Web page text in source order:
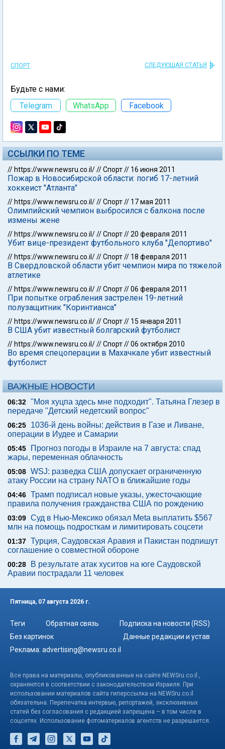
СПОРТ СЛЕДУЮЩАЯ СТАТЬЯ
Будьте с нами:
Telegram
WhatsApp Facebook
ССЫЛКИ ПО ТЕМЕ
// https://www.newsru.co.il///Спорт// 16 июня 2011
Пожар в Новосибирской области: погиб 17-летний
хоккеист "Атланта"
// https://www.newsru.co.il///Спорт// 17 мая 2011
Олимпийский чемпион выбросился с балкона после
измены жене
// https://www.newsru.co.il///Спорт//20 февраля 2011
Убит вице-президент футбольного клуба "Депортиво"
// https://www.newsru.co.il///Спорт// 18 февраля 2011
В Свердловской области убит чемпион мира по тяжелой
атлетике
// https://www.newsru.co.il///Спорт//06 февраля 2011
При попытке ограбления застрелен 19-летний
полузащитник "Коринтианса"
// https://www.newsru.co.il///Спорт// 15 января 2011
В США убит известный болгарский футболист
// https://www.newsru.co.il///Спорт//06 октября 2010
Во время спецоперации в Махачкале убит известный
футболист
ВАЖНЫЕ НОВОСТИ
06:32 "Моя хуцпа здесь мне подходит". Татьяна Глезер в
передаче "Детский недетский вопрос"
06:25
1036-й день войны: действия в Газе и Ливане,
операции в Иудее и Самарии
05:45
Прогноз погоды в Израиле на 7 августа: спад
жары, переменная облачность
05:08 WSJ: разведка США допускает ограниченную
атаку России на страну NATO в ближайшие годы
04:46 Трамп подписал новые указы, ужесточающие
правила получения гражданства США по рождению
03:09 Суд в Нью-Мексико обязал Meta выплатить $567
млн на помощь подросткам и лимитировать соцсети
01:37 Турция, Саудовская Аравия и Пакистан подпишут
соглашение о совместной обороне
00:28
В результате атак хуситов на юге Саудовской
Аравии пострадали 11 человек
Пятница, 07 августа 2026 г.
Теги Обратная связь
Подписка на новости (RSS)
Без картинок
Данные редакции и устав
Реклама: advertising@newsru.co.il
Все права на материалы, опубликованные на сайте NEWSru.co.il ,
охраняются в соответствии с законодательством Израиля. При
использовании материалов сайта гиперссылка на NEWSru.co.il
обязательна. Перепечатка интервью, репортажей, эксклюзивных
статей без согласования с редакцией запрещена – в том числе в
соцсетях. Использование фотоматериалов агентств не разрешается.